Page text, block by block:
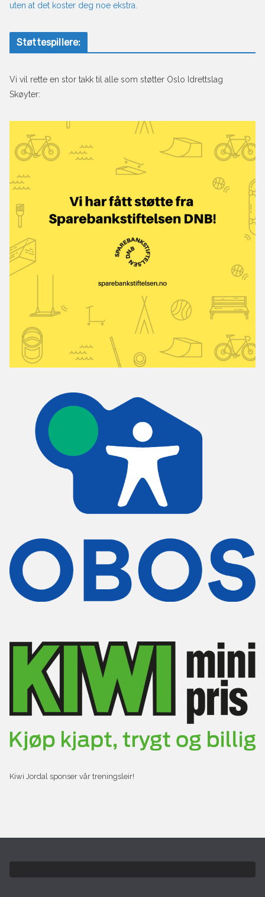
uten at det koster deg noe ekstra.
Støttespillere:
Vi vil rette en stor takk til alle som støtter Oslo Idrettslag
Skøyter:
Kiwi Jordal sponser vår treningsleir!